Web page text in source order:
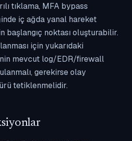
tıklama, MFA bypass
iç ağda yanal hareket
başlangıç noktası oluşturabilir.
için yukarıdaki
mevcut log/EDR/firewall
gerekirse olay
tetiklenmelidir.